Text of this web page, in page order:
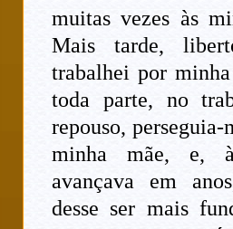
muitas vezes às
Mais tarde,
trabalhei por
toda parte, no
repouso, perseguia-
minha mãe, e,
avançava em
desse ser mais